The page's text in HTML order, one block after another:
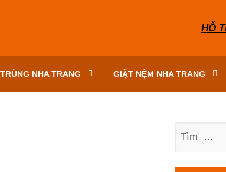
HỖ
NHA TRANG GIẶT NỆM NHA TRANG